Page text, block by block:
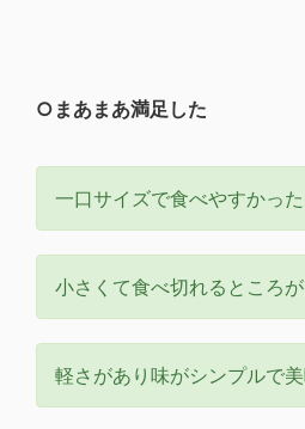
○まあまあ満足した
一口サイズで食べやすかった
小さくて食べ切れるところ
軽さがあり味がシンプルで